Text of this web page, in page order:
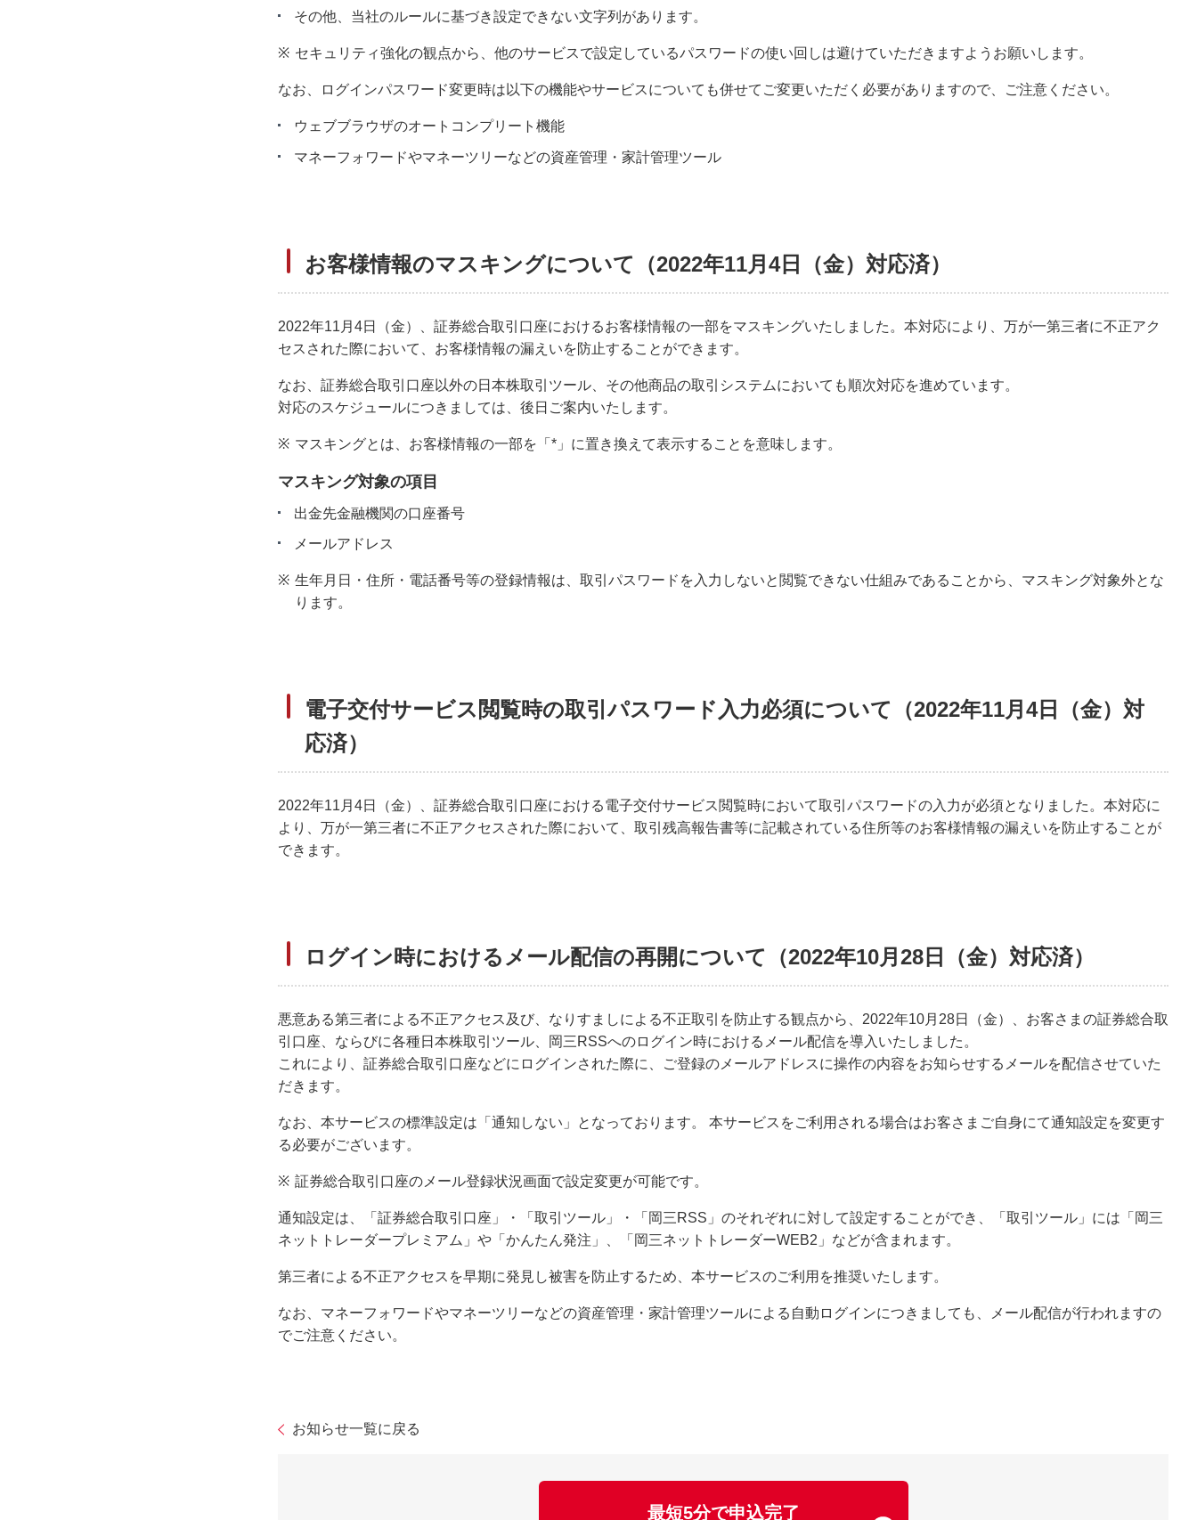
その他、当社のルールに基づき設定できない文字列があります。
※ セキュリティ強化の観点から、他のサービスで設定しているパスワードの使い回しは避けていただきますようお願いします。
なお、ログインパスワード変更時は以下の機能やサービスについても併せてご変更いただく必要がありますので、ご注意ください。
ウェブブラウザのオートコンプリート機能
マネーフォワードやマネーツリーなどの資産管理・家計管理ツール
お客様情報のマスキングについて（2022年11月4日（金）対応済）
2022年11月4日（金）、証券総合取引口座におけるお客様情報の一部をマスキングいたしました。本対応により、万が一第三者に不正アク
セスされた際において、お客様情報の漏えいを防止することができます。
なお、証券総合取引口座以外の日本株取引ツール、その他商品の取引システムにおいても順次対応を進めています。
対応のスケジュールにつきましては、後日ご案内いたします。
※ マスキングとは、お客様情報の一部を「*」に置き換えて表示することを意味します。
マスキング対象の項目
出金先金融機関の口座番号
メールアドレス
※ 生年月日・住所・電話番号等の登録情報は、取引パスワードを入力しないと閲覧できない仕組みであることから、マスキング対象外とな
ります。
電子交付サービス閲覧時の取引パスワード入力必須について（2022年11月4日（金）対
応済）
2022年11月4日（金）、証券総合取引口座における電子交付サービス閲覧時において取引パスワードの入力が必須となりました。本対応に
より、万が一第三者に不正アクセスされた際において、取引残高報告書等に記載されている住所等のお客様情報の漏えいを防止することが
できます。
ログイン時におけるメール配信の再開について（2022年10月28日（金）対応済）
悪意ある第三者による不正アクセス及び、なりすましによる不正取引を防止する観点から、2022年10月28日（金）、お客さまの証券総合取
引口座、ならびに各種日本株取引ツール、岡三RSSへのログイン時におけるメール配信を導入いたしました。
これにより、証券総合取引口座などにログインされた際に、ご登録のメールアドレスに操作の内容をお知らせするメールを配信させていた
だきます。
なお、本サービスの標準設定は「通知しない」となっております。 本サービスをご利用される場合はお客さまご自身にて通知設定を変更す
る必要がございます。
※ 証券総合取引口座のメール登録状況画面で設定変更が可能です。
通知設定は、「証券総合取引口座」・「取引ツール」・「岡三RSS」のそれぞれに対して設定することができ、「取引ツール」には「岡三
ネットトレーダープレミアム」や「かんたん発注」、「岡三ネットトレーダーWEB2」などが含まれます。
第三者による不正アクセスを早期に発見し被害を防止するため、本サービスのご利用を推奨いたします。
なお、マネーフォワードやマネーツリーなどの資産管理・家計管理ツールによる自動ログインにつきましても、メール配信が行われますの
でご注意ください。
お知らせ一覧に戻る
最短5分で申込完了